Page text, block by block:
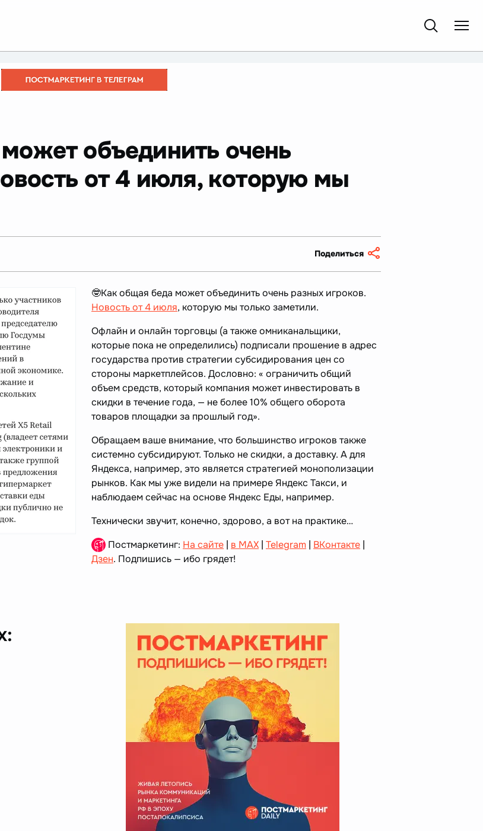
объединить очень
от 4 июля, которую мы
Поделиться
🤓Как общая беда может объединить очень разных игроков.
Новость от 4 июля, которую мы только заметили.
Офлайн и онлайн торговцы (а также омниканальщики,
которые пока не определились) подписали прошение в адрес
государства против стратегии субсидирования цен со
стороны маркетплейсов. Дословно: « ограничить общий
объем средств, который компания может инвестировать в
скидки в течение года, — не более 10% общего оборота
товаров площадки за прошлый год».
Обращаем ваше внимание, что большинство игроков также
системно субсидируют. Только не скидки, а доставку. А для
Яндекса, например, это является стратегией монополизации
рынков. Как мы уже видели на примере Яндекс Такси, и
наблюдаем сейчас на основе Яндекс Еды, например.
Технически звучит, конечно, здорово, а вот на практике…
Постмаркетинг: На сайте | в MAX | Telegram | ВКонтакте |
Дзен. Подпишись — ибо грядет!